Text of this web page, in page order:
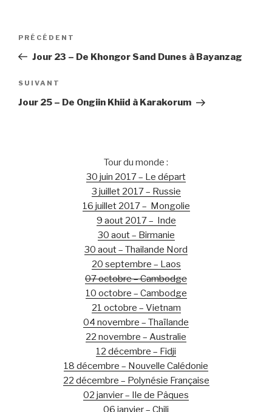
Navigation
l’article
Article
précédent
PRÉCÉDENT
Jour 23 – De Khongor Sand Dunes à Bayanzag
Article
suivant
SUIVANT
Jour 25 – De Ongiin Khiid à Karakorum
Tour du monde :
30 juin 2017 – Le départ
3 juillet 2017 – Russie
16 juillet 2017 – Mongolie
9 aout 2017 – Inde
30 aout – Birmanie
30 aout – Thailande Nord
20 septembre – Laos
07 octobre – Cambodge
10 octobre – Cambodge
21 octobre – Vietnam
04 novembre – Thaïlande
22 novembre – Australie
12 décembre – Fidji
18 décembre – Nouvelle Calédonie
22 décembre – Polynésie Française
02 janvier – Ile de Pâques
06 janvier – Chili